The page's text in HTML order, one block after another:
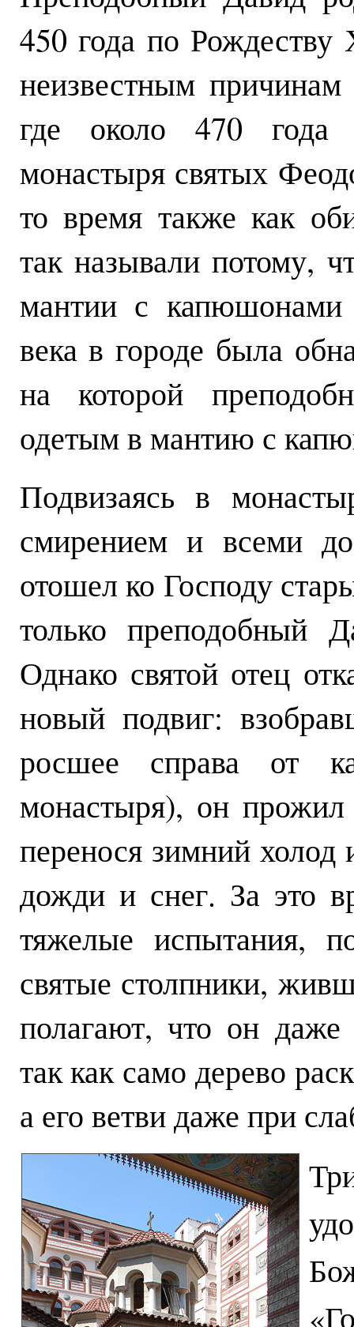
450 года по
неизвестным
где около 470 года
монастыря святых
то время также как
так называли потому,
мантии с
века в городе была
на которой
одетым в мантию с
Подвизаясь в
смирением и всеми
отошел ко Господу
только преподобный
Однако святой отец
новый подвиг:
росшее справа от
монастыря), он
перенося зимний
дожди и снег. За это
тяжелые испытания,
святые столпники,
полагают, что он даже
так как само дерево
а его ветви даже при